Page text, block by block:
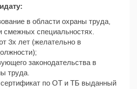
в области охраны труда,
смежных специальностях.
3х лет (желательно в
законодательства в
труда.
по ОТ и ТБ выданный